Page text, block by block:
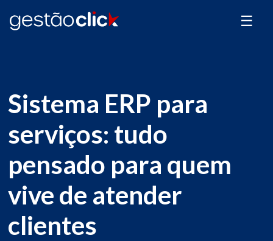
☰
Sistema ERP para
serviços: tudo
pensado para quem
vive de atender
clientes